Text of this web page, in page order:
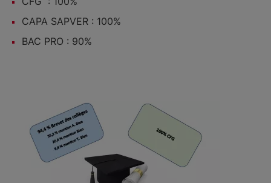
CAPA SAPVER : 100%
BAC PRO : 90%